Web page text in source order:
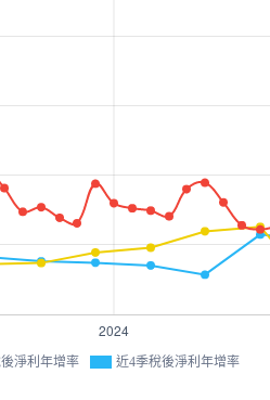
淨利年增率 近4季稅後淨利年增率